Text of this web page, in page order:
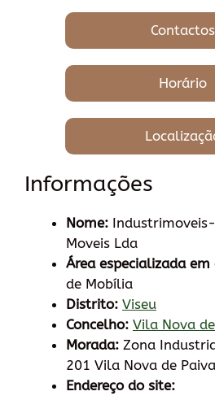
Contactos
Horário
Informações
Nome:
Moveis Lda
Área especializada
de Mobília
Distrito: Viseu
Concelho: Vila Nova
Morada: Zona
201 Vila Nova de Paiva
Endereço do site: